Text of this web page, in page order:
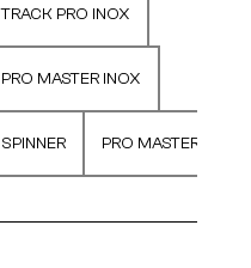
TRACK PRO INOX
PRO MASTER INOX
SPINNER PRO MASTER